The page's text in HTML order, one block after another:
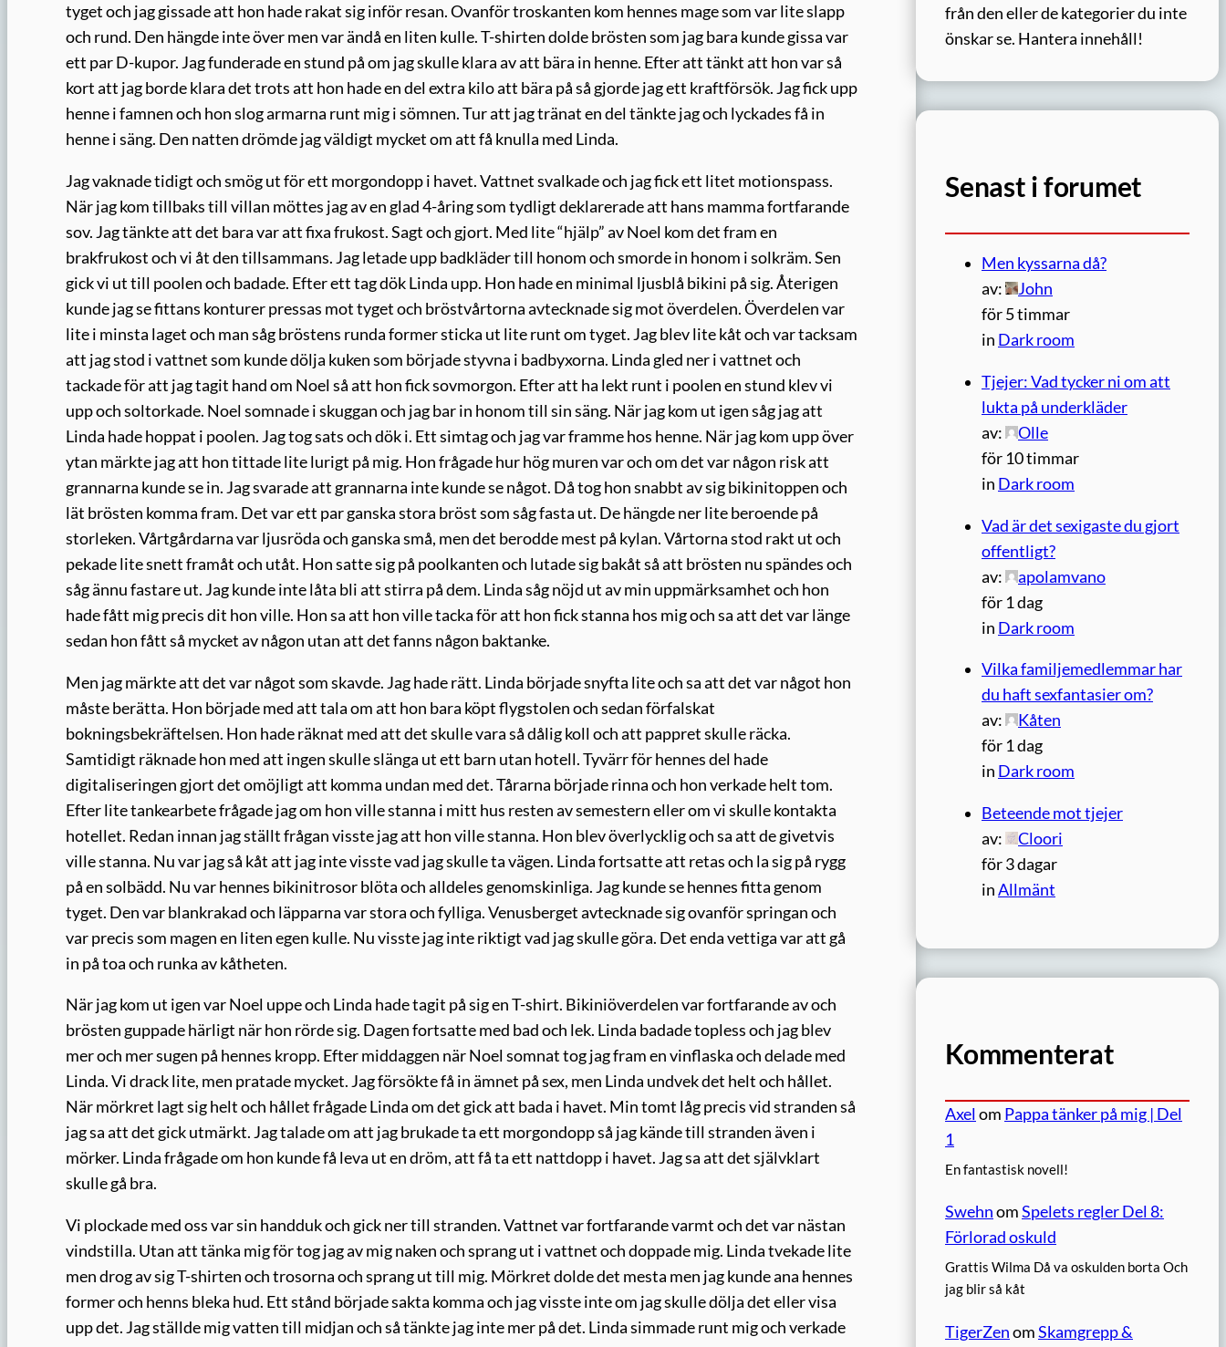
tyget och jag gissade att hon hade rakat sig inför resan. Ovanför troskanten kom hennes mage som var lite slapp
och rund. Den hängde inte över men var ändå en liten kulle. T-shirten dolde brösten som jag bara kunde gissa var
ett par D-kupor. Jag funderade en stund på om jag skulle klara av att bära in henne. Efter att tänkt att hon var så
kort att jag borde klara det trots att hon hade en del extra kilo att bära på så gjorde jag ett kraftförsök. Jag fick upp
henne i famnen och hon slog armarna runt mig i sömnen. Tur att jag tränat en del tänkte jag och lyckades få in
henne i säng. Den natten drömde jag väldigt mycket om att få knulla med Linda.
Jag vaknade tidigt och smög ut för ett morgondopp i havet. Vattnet svalkade och jag fick ett litet motionspass.
När jag kom tillbaks till villan möttes jag av en glad 4-åring som tydligt deklarerade att hans mamma fortfarande
sov. Jag tänkte att det bara var att fixa frukost. Sagt och gjort. Med lite “hjälp” av Noel kom det fram en
brakfrukost och vi åt den tillsammans. Jag letade upp badkläder till honom och smorde in honom i solkräm. Sen
gick vi ut till poolen och badade. Efter ett tag dök Linda upp. Hon hade en minimal ljusblå bikini på sig. Återigen
kunde jag se fittans konturer pressas mot tyget och bröstvårtorna avtecknade sig mot överdelen. Överdelen var
lite i minsta laget och man såg bröstens runda former sticka ut lite runt om tyget. Jag blev lite kåt och var tacksam
att jag stod i vattnet som kunde dölja kuken som började styvna i badbyxorna. Linda gled ner i vattnet och
tackade för att jag tagit hand om Noel så att hon fick sovmorgon. Efter att ha lekt runt i poolen en stund klev vi
upp och soltorkade. Noel somnade i skuggan och jag bar in honom till sin säng. När jag kom ut igen såg jag att
Linda hade hoppat i poolen. Jag tog sats och dök i. Ett simtag och jag var framme hos henne. När jag kom upp över
ytan märkte jag att hon tittade lite lurigt på mig. Hon frågade hur hög muren var och om det var någon risk att
grannarna kunde se in. Jag svarade att grannarna inte kunde se något. Då tog hon snabbt av sig bikinitoppen och
lät brösten komma fram. Det var ett par ganska stora bröst som såg fasta ut. De hängde ner lite beroende på
storleken. Vårtgårdarna var ljusröda och ganska små, men det berodde mest på kylan. Vårtorna stod rakt ut och
pekade lite snett framåt och utåt. Hon satte sig på poolkanten och lutade sig bakåt så att brösten nu spändes och
såg ännu fastare ut. Jag kunde inte låta bli att stirra på dem. Linda såg nöjd ut av min uppmärksamhet och hon
hade fått mig precis dit hon ville. Hon sa att hon ville tacka för att hon fick stanna hos mig och sa att det var länge
sedan hon fått så mycket av någon utan att det fanns någon baktanke.
Men jag märkte att det var något som skavde. Jag hade rätt. Linda började snyfta lite och sa att det var något hon
måste berätta. Hon började med att tala om att hon bara köpt flygstolen och sedan förfalskat
bokningsbekräftelsen. Hon hade räknat med att det skulle vara så dålig koll och att pappret skulle räcka.
Samtidigt räknade hon med att ingen skulle slänga ut ett barn utan hotell. Tyvärr för hennes del hade
digitaliseringen gjort det omöjligt att komma undan med det. Tårarna började rinna och hon verkade helt tom.
Efter lite tankearbete frågade jag om hon ville stanna i mitt hus resten av semestern eller om vi skulle kontakta
hotellet. Redan innan jag ställt frågan visste jag att hon ville stanna. Hon blev överlycklig och sa att de givetvis
ville stanna. Nu var jag så kåt att jag inte visste vad jag skulle ta vägen. Linda fortsatte att retas och la sig på rygg
på en solbädd. Nu var hennes bikinitrosor blöta och alldeles genomskinliga. Jag kunde se hennes fitta genom
tyget. Den var blankrakad och läpparna var stora och fylliga. Venusberget avtecknade sig ovanför springan och
var precis som magen en liten egen kulle. Nu visste jag inte riktigt vad jag skulle göra. Det enda vettiga var att gå
in på toa och runka av kåtheten.
När jag kom ut igen var Noel uppe och Linda hade tagit på sig en T-shirt. Bikiniöverdelen var fortfarande av och
brösten guppade härligt när hon rörde sig. Dagen fortsatte med bad och lek. Linda badade topless och jag blev
mer och mer sugen på hennes kropp. Efter middaggen när Noel somnat tog jag fram en vinflaska och delade med
Linda. Vi drack lite, men pratade mycket. Jag försökte få in ämnet på sex, men Linda undvek det helt och hållet.
När mörkret lagt sig helt och hållet frågade Linda om det gick att bada i havet. Min tomt låg precis vid stranden så
jag sa att det gick utmärkt. Jag talade om att jag brukade ta ett morgondopp så jag kände till stranden även i
mörker. Linda frågade om hon kunde få leva ut en dröm, att få ta ett nattdopp i havet. Jag sa att det självklart
skulle gå bra.
Vi plockade med oss var sin handduk och gick ner till stranden. Vattnet var fortfarande varmt och det var nästan
vindstilla. Utan att tänka mig för tog jag av mig naken och sprang ut i vattnet och doppade mig. Linda tvekade lite
men drog av sig T-shirten och trosorna och sprang ut till mig. Mörkret dolde det mesta men jag kunde ana hennes
former och henns bleka hud. Ett stånd började sakta komma och jag visste inte om jag skulle dölja det eller visa
upp det. Jag ställde mig vatten till midjan och så tänkte jag inte mer på det. Linda simmade runt mig och verkade
från den eller de kategorier du inte
önskar se. Hantera innehåll!
Senast i forumet
Men kyssarna då?
av:
John
för 5 timmar
in Dark room
Tjejer: Vad tycker ni om att
lukta på underkläder
av:
Olle
för 10 timmar
in Dark room
Vad är det sexigaste du gjort
offentligt?
av:
apolamvano
för 1 dag
in Dark room
Vilka familjemedlemmar har
du haft sexfantasier om?
av:
Kåten
för 1 dag
in Dark room
Beteende mot tjejer
av:
Cloori
för 3 dagar
inAllmänt
Kommenterat
Axelom Pappa tänker på mig | Del
1
En fantastisk novell!
SwehnomSpelets regler Del 8:
Förlorad oskuld
Grattis Wilma Då va oskulden borta Och
jag blir så kåt
TigerZenomSkamgrepp &